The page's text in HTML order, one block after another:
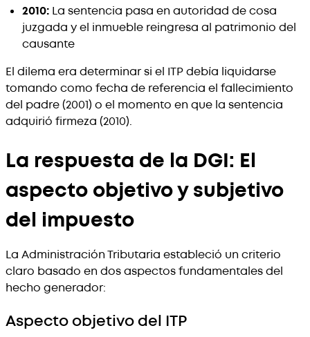
2010: La sentencia pasa en autoridad de cosa
juzgada y el inmueble reingresa al patrimonio del
causante
El dilema era determinar si el ITP debía liquidarse
tomando como fecha de referencia el fallecimiento
del padre (2001) o el momento en que la sentencia
adquirió firmeza (2010).
La respuesta de la DGI: El
aspecto objetivo y subjetivo
del impuesto
La Administración Tributaria estableció un criterio
claro basado en dos aspectos fundamentales del
hecho generador:
Aspecto objetivo del ITP